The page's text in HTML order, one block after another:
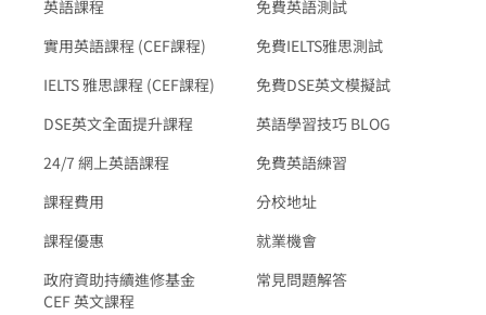
英語課程
實用英語課程 (CEF課程)
IELTS 雅思課程 (CEF課程)
DSE英文全面提升課程
24/7 網上英語課程
課程費用
課程優惠
政府資助持續進修基金
CEF 英文課程
免費英語測試
免費IELTS雅思測試
免費DSE英文模擬試
英語學習技巧 BLOG
免費英語練習
分校地址
就業機會
常見問題解答